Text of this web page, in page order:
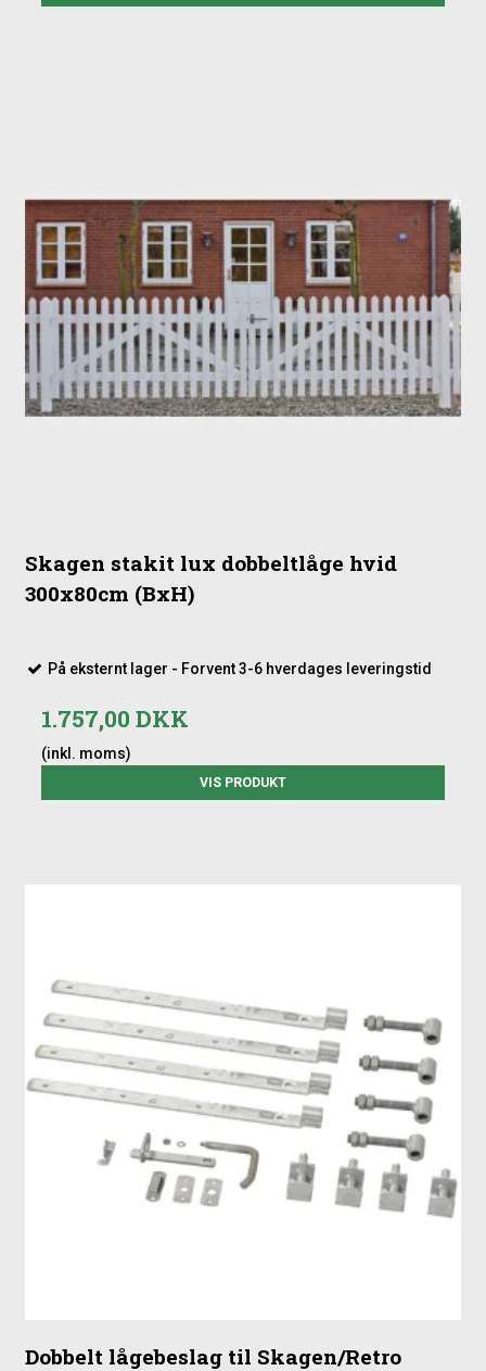
Skagen stakit lux dobbeltlåge hvid
300x80cm (BxH)
På eksternt lager - Forvent 3-6 hverdages leveringstid
1.757,00 DKK
(inkl. moms)
VIS PRODUKT
Dobbelt lågebeslag til Skagen/Retro